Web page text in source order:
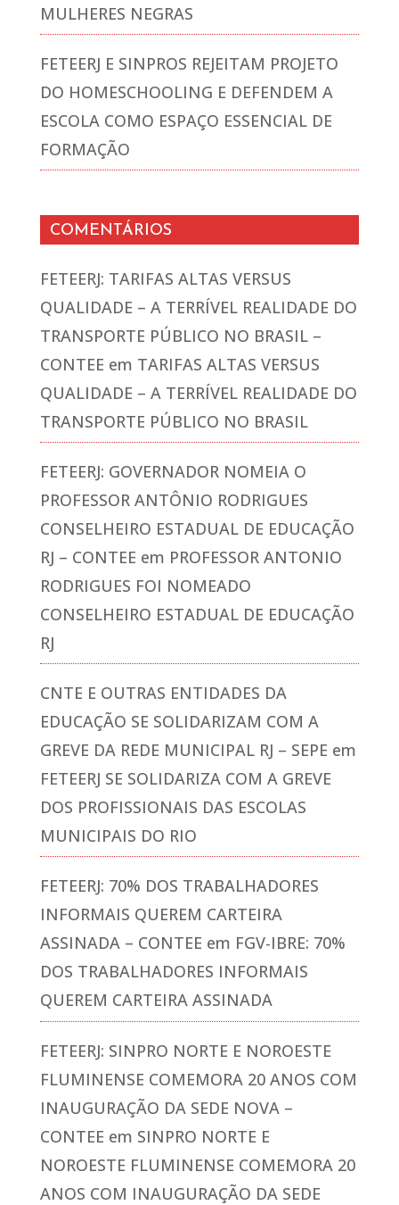
MULHERES NEGRAS
FETEERJ E SINPROS REJEITAM PROJETO
DO HOMESCHOOLING E DEFENDEM A
ESCOLA COMO ESPAÇO ESSENCIAL DE
FORMAÇÃO
COMENTÁRIOS
FETEERJ: TARIFAS ALTAS VERSUS
QUALIDADE – A TERRÍVEL REALIDADE DO
TRANSPORTE PÚBLICO NO BRASIL –
CONTEE em TARIFAS ALTAS VERSUS
QUALIDADE – A TERRÍVEL REALIDADE DO
TRANSPORTE PÚBLICO NO BRASIL
FETEERJ: GOVERNADOR NOMEIA O
PROFESSOR ANTÔNIO RODRIGUES
CONSELHEIRO ESTADUAL DE EDUCAÇÃO
RJ – CONTEE em PROFESSOR ANTONIO
RODRIGUES FOI NOMEADO
CONSELHEIRO ESTADUAL DE EDUCAÇÃO
RJ
CNTE E OUTRAS ENTIDADES DA
EDUCAÇÃO SE SOLIDARIZAM COM A
GREVE DA REDE MUNICIPAL RJ – SEPE em
FETEERJ SE SOLIDARIZA COM A GREVE
DOS PROFISSIONAIS DAS ESCOLAS
MUNICIPAIS DO RIO
FETEERJ: 70% DOS TRABALHADORES
INFORMAIS QUEREM CARTEIRA
ASSINADA – CONTEE em FGV-IBRE: 70%
DOS TRABALHADORES INFORMAIS
QUEREM CARTEIRA ASSINADA
FETEERJ: SINPRO NORTE E NOROESTE
FLUMINENSE COMEMORA 20 ANOS COM
INAUGURAÇÃO DA SEDE NOVA –
CONTEE em SINPRO NORTE E
NOROESTE FLUMINENSE COMEMORA 20
ANOS COM INAUGURAÇÃO DA SEDE